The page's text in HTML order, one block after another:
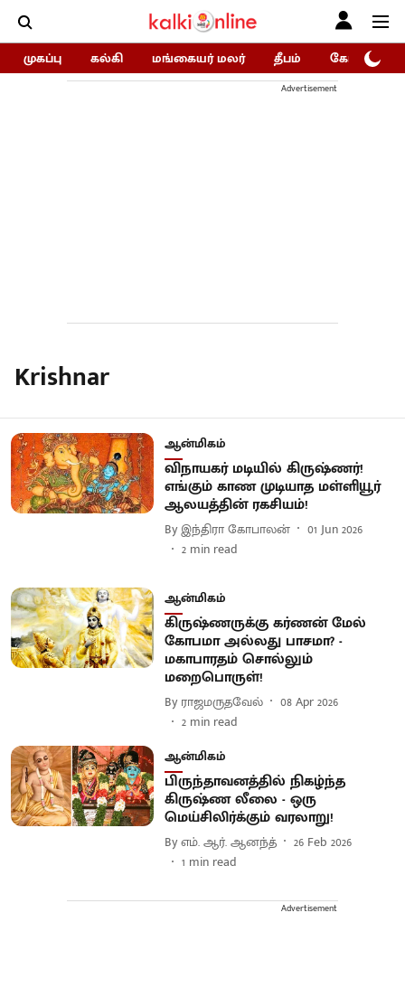
முகப்பு கல்கி மங்கையர் மலர் தீபம் கோகுலம்/
Advertisement
Krishnar
ஆன்மிகம்
விநாயகர் மடியில் கிருஷ்ணர்!
எங்கும் காண முடியாத மள்ளியூர்
ஆலயத்தின் ரகசியம்!
Byஇந்திரா கோபாலன்
01 Jun 2026
2 min read
ஆன்மிகம்
கிருஷ்ணருக்கு கர்ணன் மேல்
கோபமா அல்லது பாசமா? -
மகாபாரதம் சொல்லும்
மறைபொருள்!
By ராஜமருதவேல்
08 Apr 2026
2 min read
ஆன்மிகம்
பிருந்தாவனத்தில் நிகழ்ந்த
கிருஷ்ண லீலை - ஒரு
மெய்சிலிர்க்கும் வரலாறு!
Byஎம். ஆர். ஆனந்த்
26 Feb 2026
1 min read
Advertisement